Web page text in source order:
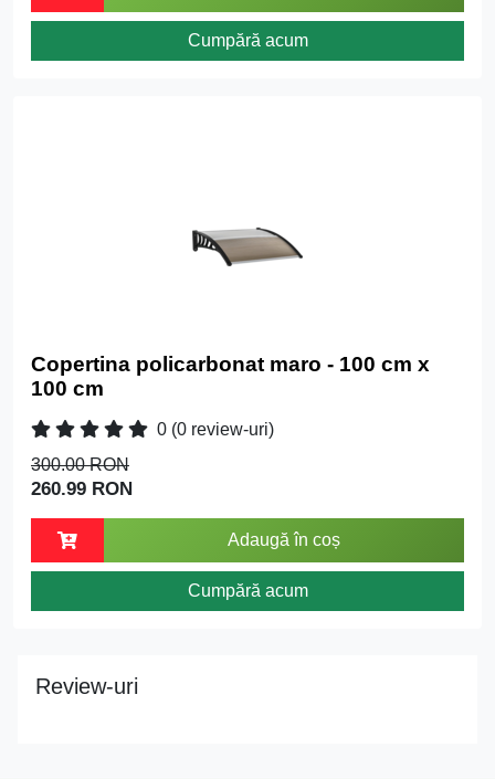
Cumpără acum
Copertina policarbonat maro - 100 cm x
100 cm
0 (0 review-uri)
300.00 RON
260.99 RON
Adaugă în coș
Cumpără acum
Review-uri